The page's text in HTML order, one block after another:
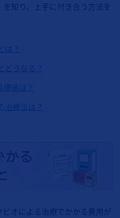
を知り、上手に付き合う方法を
は？
どうなる？
値は？
治療法は？
オによる治療でかかる費用が